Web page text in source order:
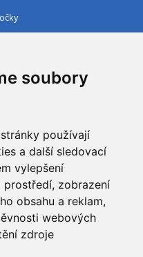
soubory
používají
a další sledovací
vylepšení
prostředí, zobrazení
obsahu a reklam,
webových
zdroje